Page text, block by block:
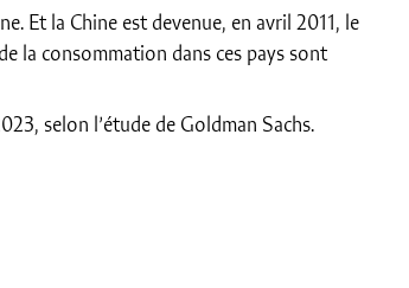
Et la Chine est devenue, en avril 2011, le
la consommation dans ces pays sont
selon l’étude de Goldman Sachs.